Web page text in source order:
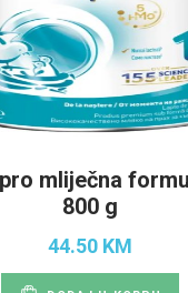
mliječna
800 g
44.50 KM